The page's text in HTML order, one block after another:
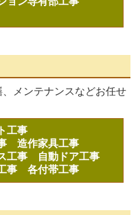
メンテナンスなどお任せ
工事
事造作家具工事
工事
自動ドア工事
工事各付帯工事